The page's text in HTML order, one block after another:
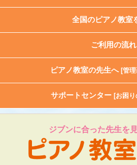
全国のピアノ教室
ご利用の流れ
ピアノ教室の先生へ [管
サポートセンター [お困
ジブンに合った先生を